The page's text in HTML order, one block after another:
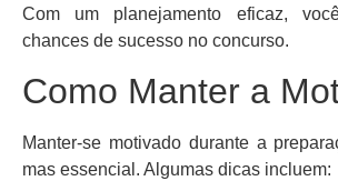
Com um planejamento eficaz,
chances de sucesso no concurso.
Como Manter a
Manter-se motivado durante a
mas essencial. Algumas dicas incluem: